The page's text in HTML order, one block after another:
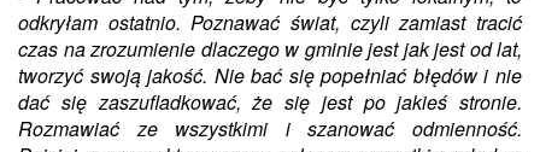
odkryłam ostatnio. Poznawać świat, czyli zamiast tracić
czas na zrozumienie dlaczego w gminie jest jak jest od lat,
tworzyć swoją jakość. Nie bać się popełniać błędów i nie
dać się zaszufladkować, że się jest po jakieś stronie.
Rozmawiać ze wszystkimi i szanować odmienność.